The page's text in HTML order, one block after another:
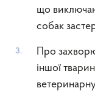
що
собак
Про
іншої